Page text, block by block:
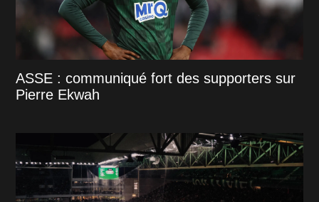
ASSE : communiqué fort des supporters sur
Pierre Ekwah